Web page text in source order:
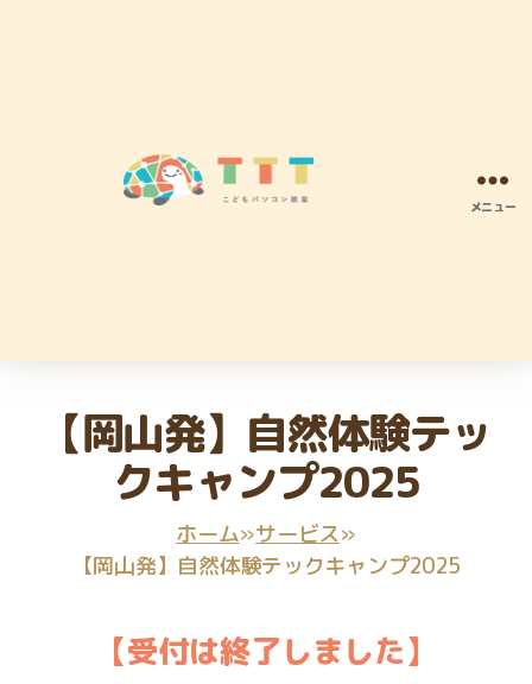
ン
プ
ロ
グ
ミ
教
室
メニュー
【岡山発】自然体験テッ
クキャンプ2025
ホーム»サービス»
【岡山発】自然体験テックキャンプ2025
【受付は終了しました】